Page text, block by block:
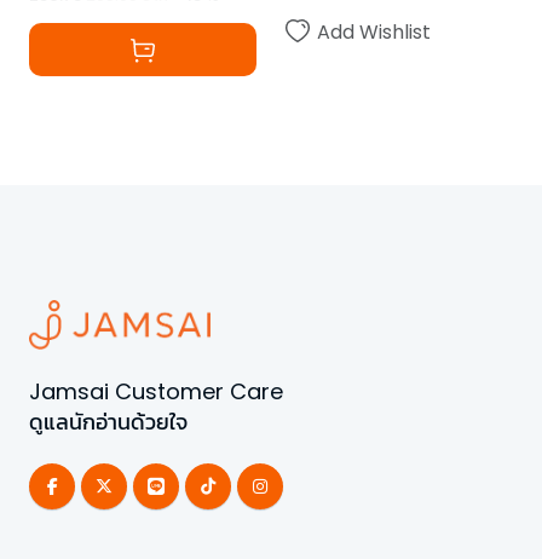
Add Wishlist
Jamsai Customer Care
ดูแลนักอ่านด้วยใจ